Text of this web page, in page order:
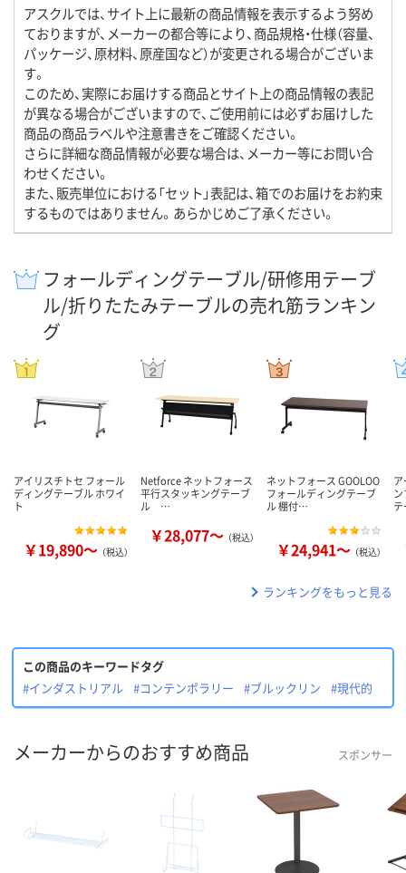
アスクルでは、サイト上に最新の商品情報を表示するよう努め
ておりますが、メーカーの都合等により、商品規格・仕様（容量、
パッケージ、原材料、原産国など）が変更される場合がございま
す。
このため、実際にお届けする商品とサイト上の商品情報の表記
が異なる場合がございますので、ご使用前には必ずお届けした
商品の商品ラベルや注意書きをご確認ください。
さらに詳細な商品情報が必要な場合は、メーカー等にお問い合
わせください。
また、販売単位における「セット」表記は、箱でのお届けをお約束
するものではありません。あらかじめご了承ください。
フォールディングテーブル/研修用テーブ
ル/折りたたみテーブルの売れ筋ランキン
グ
アイリスチトセ フォール
ディングテーブル ホワイ
ト
￥19,890～ （税込）
Netforce ネットフォース
平行スタッキングテーブ
ル …
￥28,077～ （税込）
ネットフォース GOOLOO
フォールディングテーブ
ル 棚付…
￥24,941～ （税込）
ア
ランキングをもっと見る
この商品のキーワードタグ
#インダストリアル
#コンテンポラリー #ブルックリン #現代的
メーカーからのおすすめ商品 スポンサー